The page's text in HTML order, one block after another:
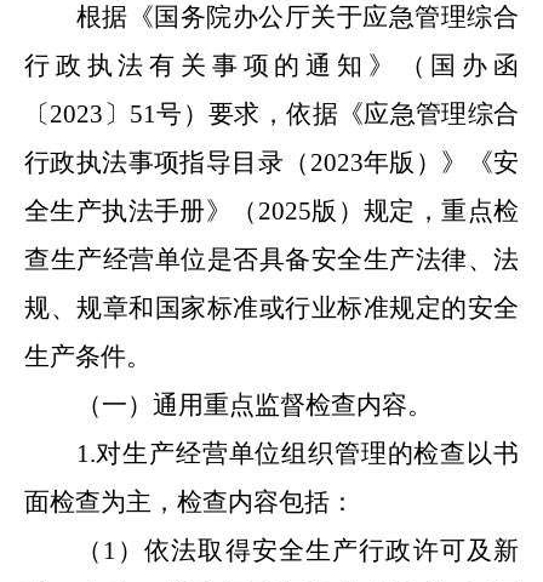
根据《国务院办公厅关于应急管理综合
行政执法有关事项的通知》（国办函
〔2023〕51号）要求，依据《应急管理综合
行政执法事项指导目录（2023年版）》《安
全生产执法手册》（2025版）规定，重点检
查生产经营单位是否具备安全生产法律、法
规、规章和国家标准或行业标准规定的安全
生产条件。
（一）通用重点监督检查内容。
1.对生产经营单位组织管理的检查以书
面检查为主，检查内容包括：
（ 1 ）依法取得安全生产行政许可及新